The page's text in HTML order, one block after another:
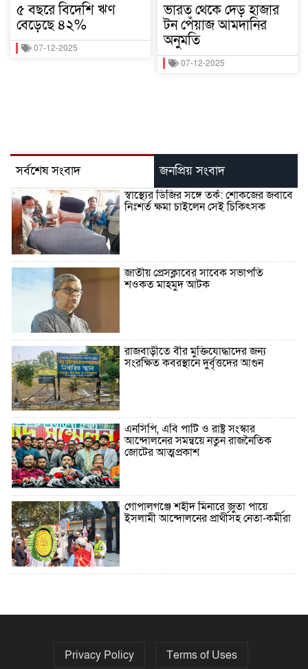
৫ বছরে বিদেশি ঋণ
বেড়েছে ৪২%
07-12-2025
ভারত থেকে দেড় হাজার
টন পেঁয়াজ আমদানির
অনুমতি
07-12-2025
সর্বশেষ সংবাদ জনপ্রিয় সংবাদ
স্বাস্থ্যের ডিজির সঙ্গে তর্ক: শোকজের জবাবে
নিঃশর্ত ক্ষমা চাইলেন সেই চিকিৎসক
জাতীয় প্রেসক্লাবের সাবেক সভাপতি
শওকত মাহমুদ আটক
রাজবাড়ীতে বীর মুক্তিযোদ্ধাদের জন্য
সংরক্ষিত কবরস্থানে দুর্বৃত্তদের আগুন
এনসিপি, এবি পার্টি ও রাষ্ট্র সংস্কার
আন্দোলনের সমন্বয়ে নতুন রাজনৈতিক
জোটের আত্মপ্রকাশ
গোপালগঞ্জে শহীদ মিনারে জুতা পায়ে
ইসলামী আন্দোলনের প্রার্থীসহ নেতা-কর্মীরা
নির্বাচনের তফসিল ৮-১৫ ডিসেম্বরের মধ্যে
Privacy Policy Terms of Uses